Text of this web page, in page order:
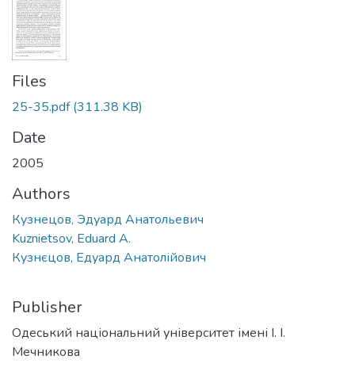
Files
25-35.pdf(311.38 KB)
Date
2005
Authors
Кузнецов, Эдуард Анатольевич
Kuznietsov, Eduard A.
Кузнєцов, Едуард Анатолійович
Publisher
Одеський національний університет імені І. І.
Мечникова